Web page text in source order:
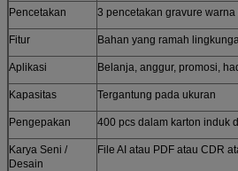
Pencetakan 3 pencetakan gravure
Fitur Bahan yang ramah
Aplikasi Belanja, anggur, promosi,
Kapasitas Tergantung pada ukuran
Pengepakan 400 pcs dalam karton induk
Karya Seni /
Desain
File AI atau PDF atau CDR